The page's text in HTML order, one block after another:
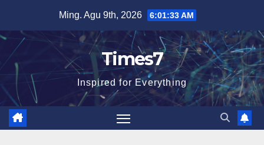
content
Ming. Agu 9th, 2026 6:01:34 AM
Times7
Inspired for Everything